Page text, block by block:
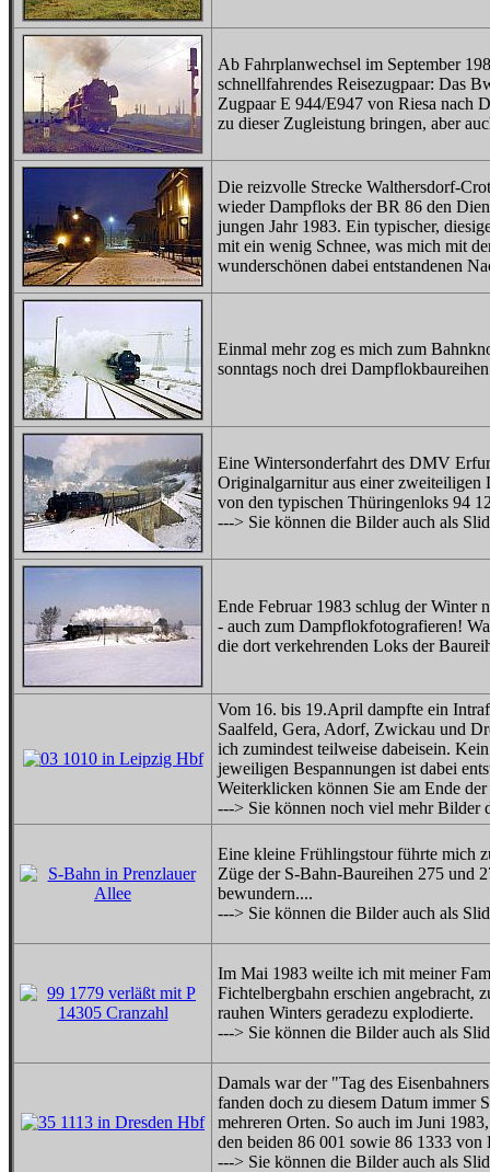
Ab Fahrplanwechsel im September
schnellfahrendes Reisezugpaar: Das
Zugpaar E 944/E947 von Riesa nach
zu dieser Zugleistung bringen, aber
Die reizvolle Strecke Walthersdorf-
wieder Dampfloks der BR 86 den
jungen Jahr 1983. Ein typischer,
mit ein wenig Schnee, was mich mit
wunderschönen dabei entstandenen
Einmal mehr zog es mich zum
sonntags noch drei
Eine Wintersonderfahrt des DMV
Originalgarnitur aus einer zweiteiligen
von den typischen Thüringenloks 94
---> Sie können die Bilder auch als
Ende Februar 1983 schlug der Winter
- auch zum Dampflokfotografieren!
die dort verkehrenden Loks der
Vom 16. bis 19.April dampfte ein
Saalfeld, Gera, Adorf, Zwickau und
ich zumindest teilweise dabeisein.
jeweiligen Bespannungen ist dabei
Weiterklicken können Sie am Ende
---> Sie können noch viel mehr Bilder
Eine kleine Frühlingstour führte mich
Züge der S-Bahn-Baureihen 275 und
bewundern....
---> Sie können die Bilder auch als
Im Mai 1983 weilte ich mit meiner
Fichtelbergbahn erschien angebracht,
rauhen Winters geradezu explodierte.
---> Sie können die Bilder auch als
Damals war der "Tag des
fanden doch zu diesem Datum immer
mehreren Orten. So auch im Juni
den beiden 86 001 sowie 86 1333
---> Sie können die Bilder auch als